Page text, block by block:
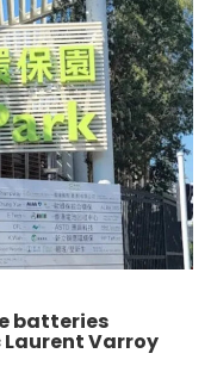
batteries
Varroy